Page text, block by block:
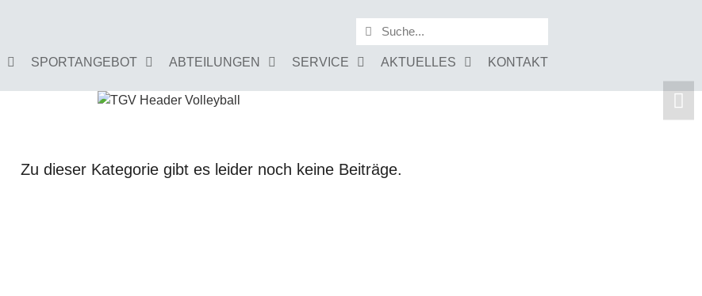
SPORTANGEBOT ABTEILUNGEN SERVICE AKTUELLES KONTAKT
Zu dieser Kategorie gibt es leider noch keine Beiträge.